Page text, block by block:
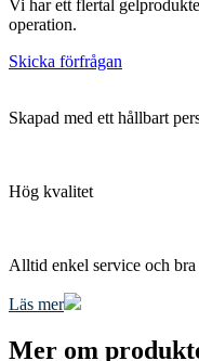
Vi har ett flertal
operation.
Skicka förfrågan
Skapad med ett hållbart
Hög kvalitet
Alltid enkel service och
Läs mer
Mer om